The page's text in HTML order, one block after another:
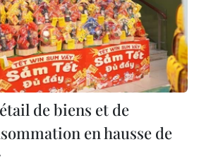
de biens et de
en hausse de